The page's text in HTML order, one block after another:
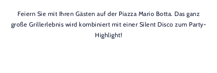
Feiern Sie mit Ihren Gästen auf der Piazza Mario Botta. Das ganz
große Grillerlebnis wird kombiniert mit einer Silent Disco zum Party-
Highlight!